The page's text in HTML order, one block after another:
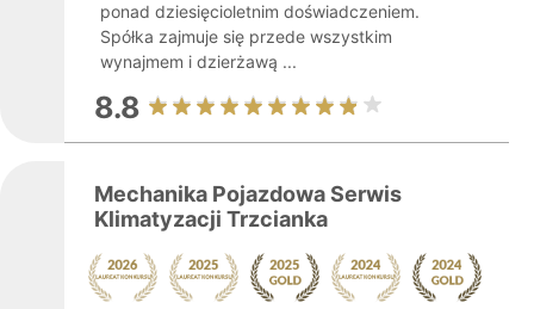
ponad dziesięcioletnim doświadczeniem.
Spółka zajmuje się przede wszystkim
wynajmem i dzierżawą ...
8.8
Mechanika Pojazdowa Serwis
Klimatyzacji Trzcianka